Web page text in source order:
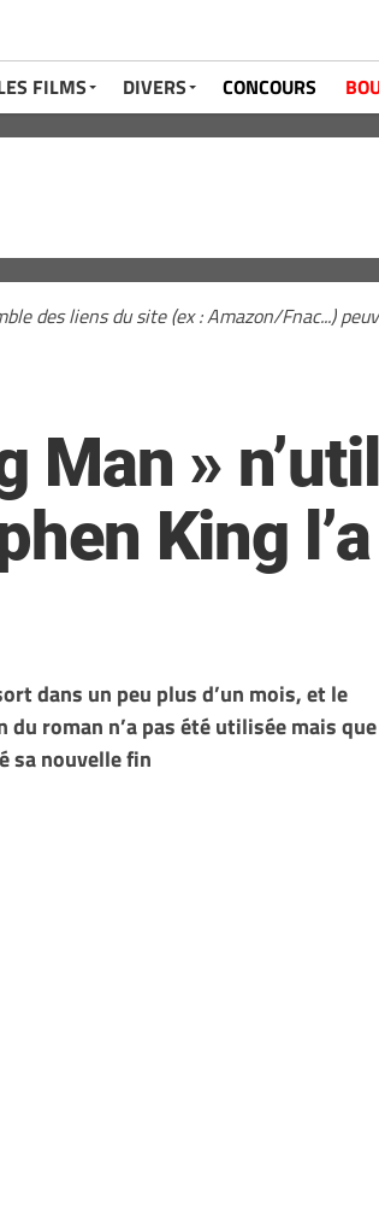
FILMS DIVERS CONCOURS
des liens du site (ex : Amazon/Fnac...)
Man »
King
dans un peu plus d’un mois, et le
roman n’a pas été utilisée mais que
sa nouvelle fin